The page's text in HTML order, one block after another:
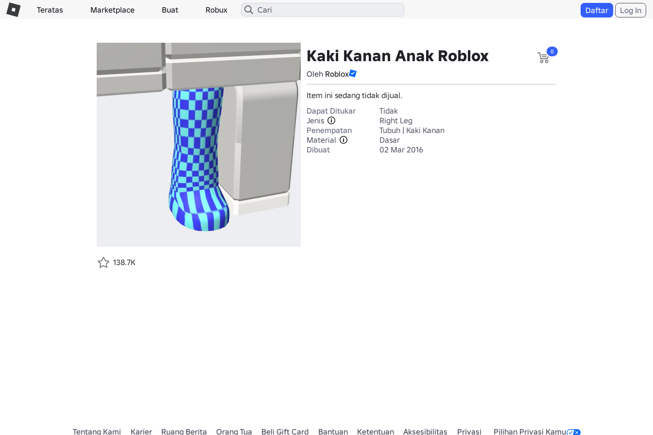
Teratas Marketplace Buat Robux Daftar Log In
Kaki Kanan Anak Roblox
Oleh Roblox
0
Item ini sedang tidak dijual.
Dapat Ditukar
Tidak
Jenis
Right Leg
Penempatan
Tubuh | Kaki Kanan
Material
Dasar
Dibuat
02 Mar 2016
138.7K
Tentang Kami Karier Ruang Berita Orang Tua Beli Gift Card Bantuan Ketentuan Aksesibilitas Privasi Pilihan Privasi Kamu